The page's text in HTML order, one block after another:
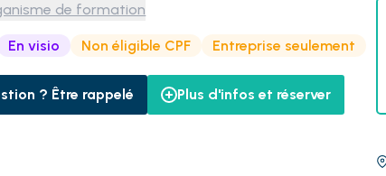
de formation
En visio Non éligible CPF Entreprise seulement
? Être rappelé Plus d'infos et réserver